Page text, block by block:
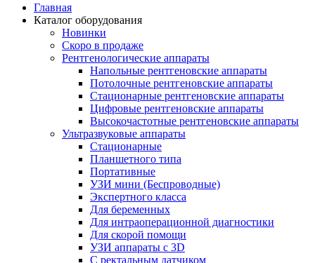
Главная
Каталог оборудования
Новинки
Скоро в продаже
Рентгенологические аппараты
Напольные рентгеновские аппараты
Потолочные рентгеновские аппараты
Стационарные рентгеновские аппараты
Цифровые рентгеновские аппараты
Высокочастотные рентгеновские аппараты
Ультразвуковые аппараты
Стационарные
Планшетного типа
Портативные
УЗИ мини (Беспроводные)
Экспертного класса
Для беременных
Для интраоперационной диагностики
Для скорой помощи
УЗИ аппараты с 3D
С ректальным датчиком